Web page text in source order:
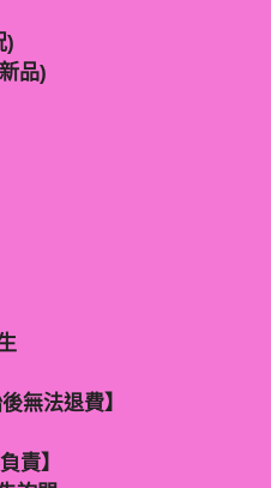
)
品)
無法退費】
責】